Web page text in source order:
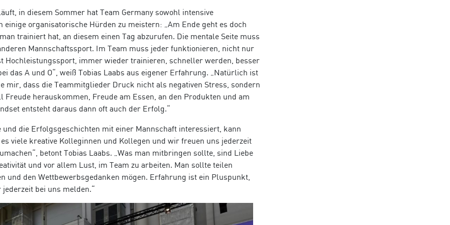
in diesem Sommer hat Team Germany sowohl intensive
einige organisatorische Hürden zu meistern: „Am Ende geht es doch
trainiert hat, an diesem einen Tag abzurufen. Die mentale Seite muss
Mannschaftssport. Im Team muss jeder funktionieren, nicht nur
Hochleistungssport, immer wieder trainieren, schneller werden, besser
das A und O“, weiß Tobias Laabs aus eigener Erfahrung. „Natürlich ist
mir, dass die Teammitglieder Druck nicht als negativen Stress, sondern
herauskommen, Freude am Essen, an den Produkten und am
entsteht daraus dann oft auch der Erfolg.“
die Erfolgsgeschichten mit einer Mannschaft interessiert, kann
viele kreative Kolleginnen und Kollegen und wir freuen uns jederzeit
betont Tobias Laabs. „Was man mitbringen sollte, sind Liebe
und vor allem Lust, im Team zu arbeiten. Man sollte teilen
und den Wettbewerbsgedanken mögen. Erfahrung ist ein Pluspunkt,
bei uns melden.“